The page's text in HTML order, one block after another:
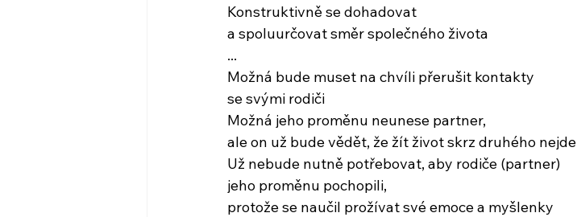
Konstruktivně se dohadovat
a spoluurčovat směr společného života
...
Možná bude muset na chvíli přerušit kontakty
se svými rodiči
Možná jeho proměnu neunese partner,
ale on už bude vědět, že žít život skrz druhého nejde
Už nebude nutně potřebovat, aby rodiče (partner)
jeho proměnu pochopili,
protože se naučil prožívat své emoce a myšlenky